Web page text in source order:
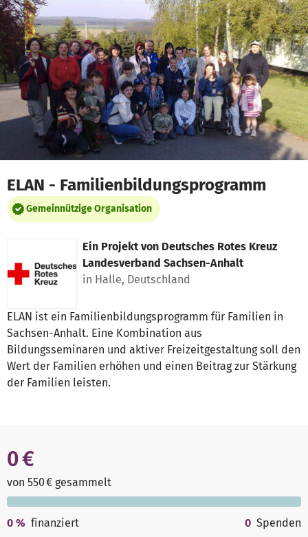
Zum Hauptinhalt springen
Erklärung zur Barrierefreiheit anzeigen
ELAN - Familienbildungsprogramm
Gemeinnützige Organisation
Ein Projekt von Deutsches Rotes Kreuz
Landesverband Sachsen-Anhalt
in Halle, Deutschland
ELAN ist ein Familienbildungsprogramm für Familien in
Sachsen-Anhalt. Eine Kombination aus
Bildungsseminaren und aktiver Freizeitgestaltung soll den
Wert der Familien erhöhen und einen Beitrag zur Stärkung
der Familien leisten.
0 €
von 550 € gesammelt
0 % finanziert 0 Spenden